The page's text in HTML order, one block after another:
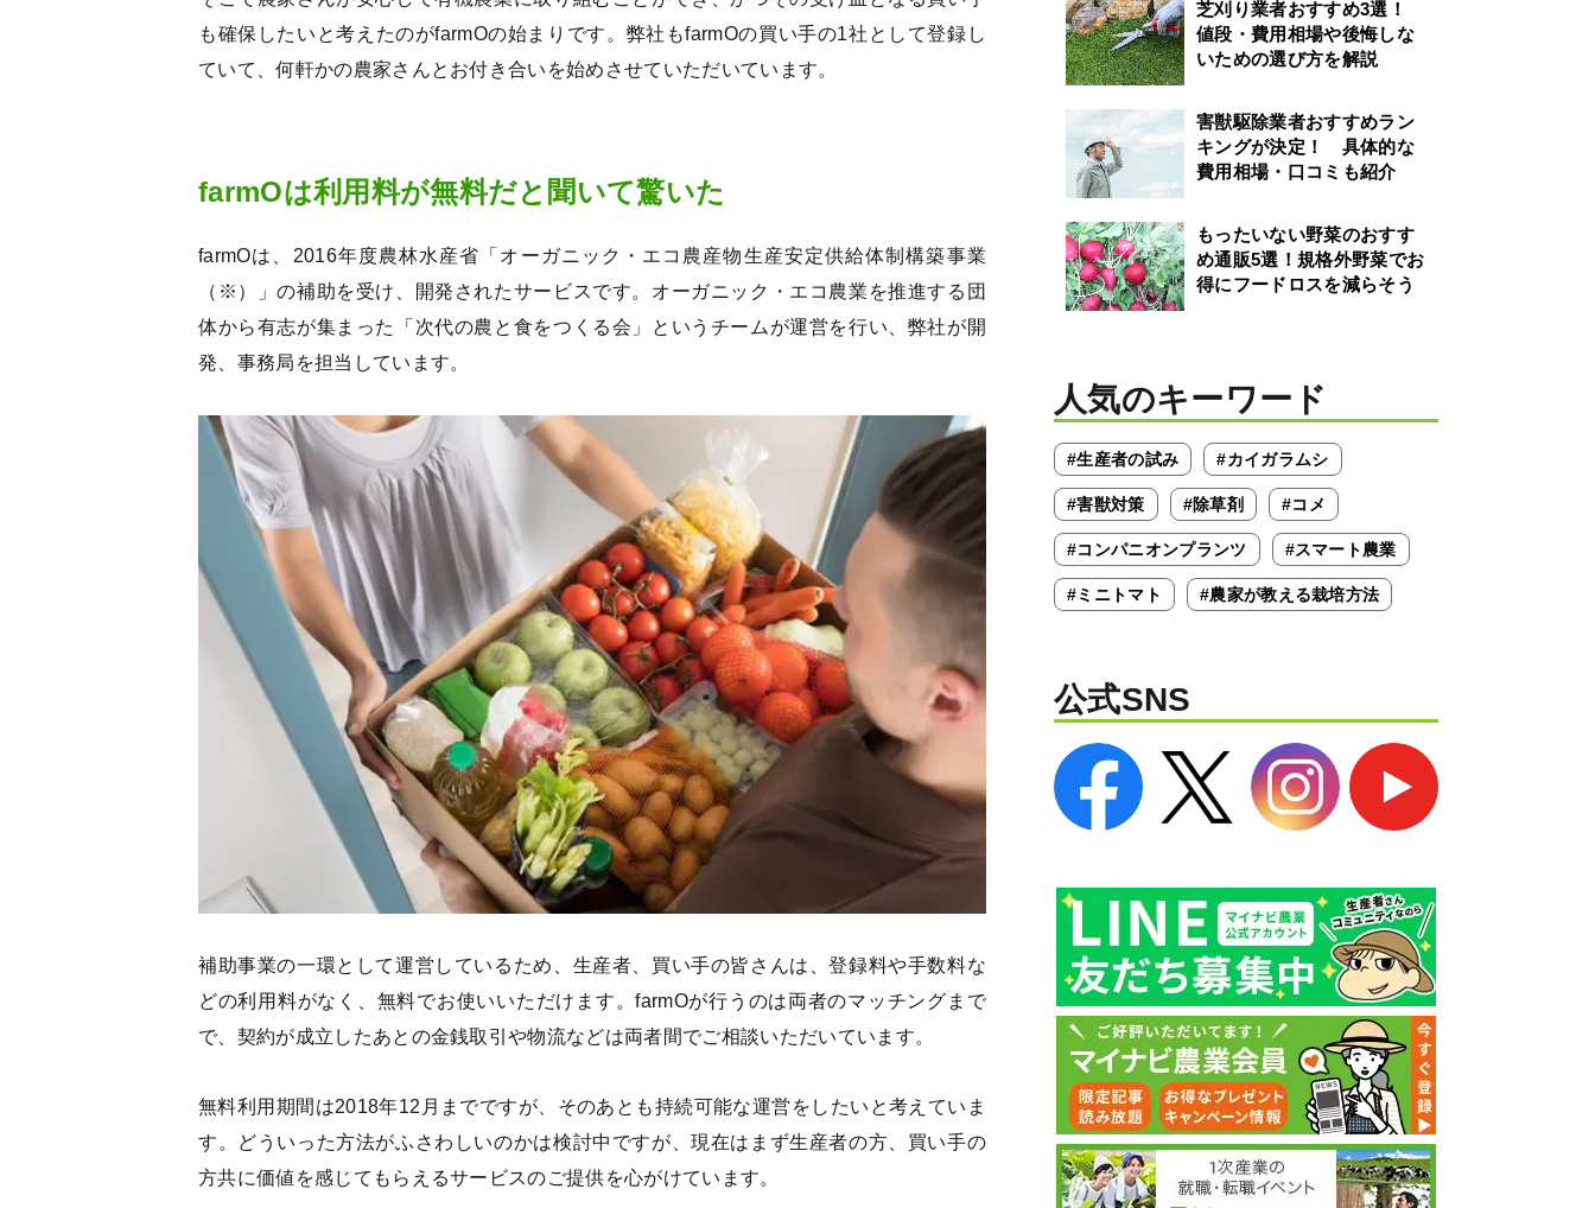
も確保したいと考えたのがfarmOの始まりです。弊社もfarmOの買い手の1社として登録し
ていて、何軒かの農家さんとお付き合いを始めさせていただいています。
farmOは利用料が無料だと聞いて驚いた
farmOは、2016年度農林水産省「オーガニック・エコ農産物生産安定供給体制構築事業
（※）」の補助を受け、開発されたサービスです。オーガニック・エコ農業を推進する団
体から有志が集まった「次代の農と食をつくる会」というチームが運営を行い、弊社が開
発、事務局を担当しています。
補助事業の一環として運営しているため、生産者、買い手の皆さんは、登録料や手数料な
どの利用料がなく、無料でお使いいただけます。farmOが行うのは両者のマッチングまで
で、契約が成立したあとの金銭取引や物流などは両者間でご相談いただいています。
無料利用期間は2018年12月までですが、そのあとも持続可能な運営をしたいと考えていま
す。どういった方法がふさわしいのかは検討中ですが、現在はまず生産者の方、買い手の
方共に価値を感じてもらえるサービスのご提供を心がけています。
芝刈り業者おすすめ3選！
値段・費用相場や後悔しな
いための選び方を解説
害獣駆除業者おすすめラン
キングが決定！ 具体的な
費用相場・口コミも紹介
もったいない野菜のおすす
め通販5選！規格外野菜でお
得にフードロスを減らそう
人気のキーワード
#生産者の試み #カイガラムシ
#害獣対策 #除草剤 #コメ
#コンパニオンプランツ #スマート農業
#ミニトマト #農家が教える栽培方法
公式SNS